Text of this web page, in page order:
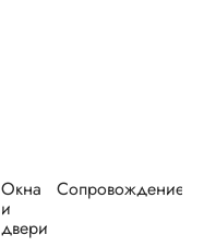
Окна
и
двери
Сопровождение